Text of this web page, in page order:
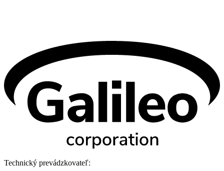
Technický prevádzkovateľ: